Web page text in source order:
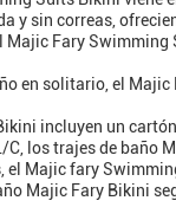
y sin correas,
Fary
en solitario, el
incluyen un
los trajes de baño
el Majic fary
Majic Fary Bikini